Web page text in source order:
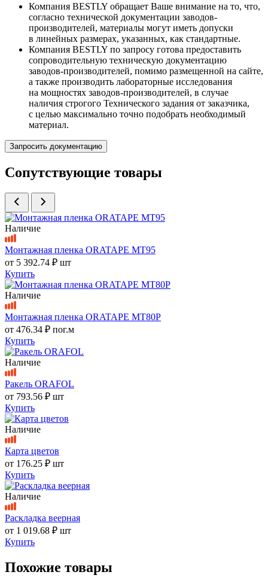
Компания BESTLY обращает Ваше внимание на то, что,
согласно технической документации заводов-
производителей, материалы могут иметь допуски
в линейных размерах, указанных, как стандартные.
Компания BESTLY по запросу готова предоставить
сопроводительную техническую документацию
заводов-производителей, помимо размещенной на сайте,
а также производить лабораторные исследования
на мощностях заводов-производителей, в случае
наличия строгого Технического задания от заказчика,
с целью максимально точно подобрать необходимый
материал.
Запросить документацию
Сопутствующие товары
Наличие
Монтажная пленка ORATAPE MT95
от 5 392.74 ₽ шт
Купить
Наличие
Монтажная пленка ORATAPE MT80P
от 476.34 ₽ пог.м
Купить
Наличие
Ракель ORAFOL
от 793.56 ₽ шт
Купить
Наличие
Карта цветов
от 176.25 ₽ шт
Купить
Наличие
Раскладка веерная
от 1 019.68 ₽ шт
Купить
Похожие товары